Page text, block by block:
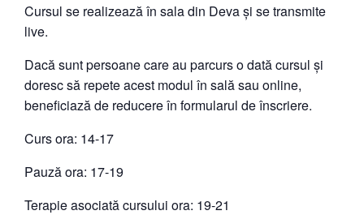
Cursul se realizează în sala din Deva și se transmite
live.
Dacă sunt persoane care au parcurs o dată cursul și
doresc să repete acest modul în sală sau online,
beneficiază de reducere în formularul de înscriere.
Curs ora: 14-17
Pauză ora: 17-19
Terapie asociată cursului ora: 19-21